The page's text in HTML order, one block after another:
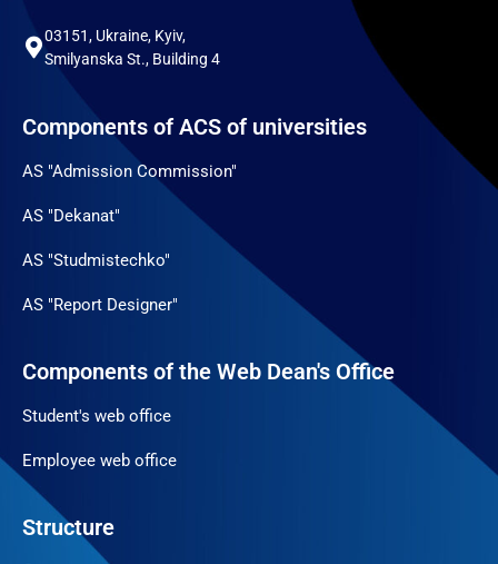
03151, Ukraine, Kyiv,
Smilyanska St., Building 4
Components of ACS of universities
AS "Admission Commission"
AS "Dekanat"
AS "Studmistechko"
AS "Report Designer"
Components of the Web Dean's Office
Student's web office
Employee web office
Structure